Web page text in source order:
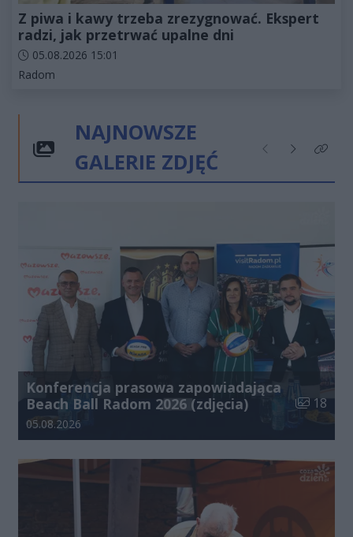
Z piwa i kawy trzeba zrezygnować. Ekspert
radzi, jak przetrwać upalne dni
Data dodania artykułu:
05.08.2026 15:01
Kategorie artykułu:
Radom
NAJNOWSZE
GALERIE ZDJĘĆ
Poprzednie
NastępneKliknij
Konferencja prasowa zapowiadająca
Beach Ball Radom 2026 (zdjęcia)
Liczba
18
Data dodania galerii:
05.08.2026